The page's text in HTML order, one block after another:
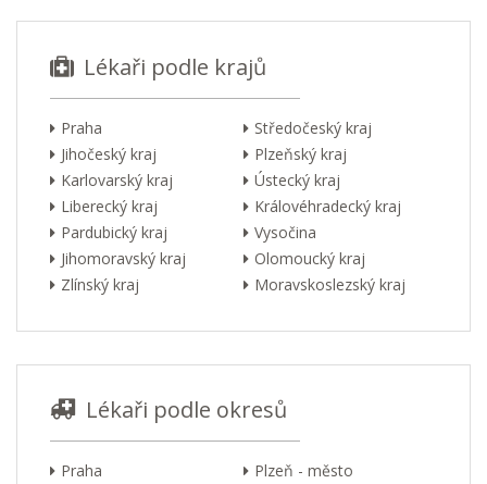
Lékaři podle krajů
Praha
Středočeský kraj
Jihočeský kraj
Plzeňský kraj
Karlovarský kraj
Ústecký kraj
Liberecký kraj
Královéhradecký kraj
Pardubický kraj
Vysočina
Jihomoravský kraj
Olomoucký kraj
Zlínský kraj
Moravskoslezský kraj
Lékaři podle okresů
Praha
Plzeň - město